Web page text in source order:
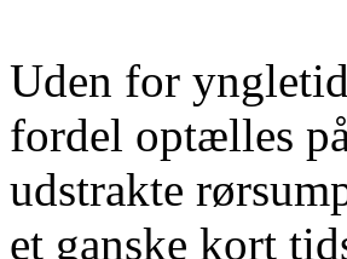
Uden for
fordel optælles
udstrakte
et ganske kort